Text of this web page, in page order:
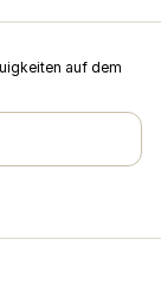
auf dem